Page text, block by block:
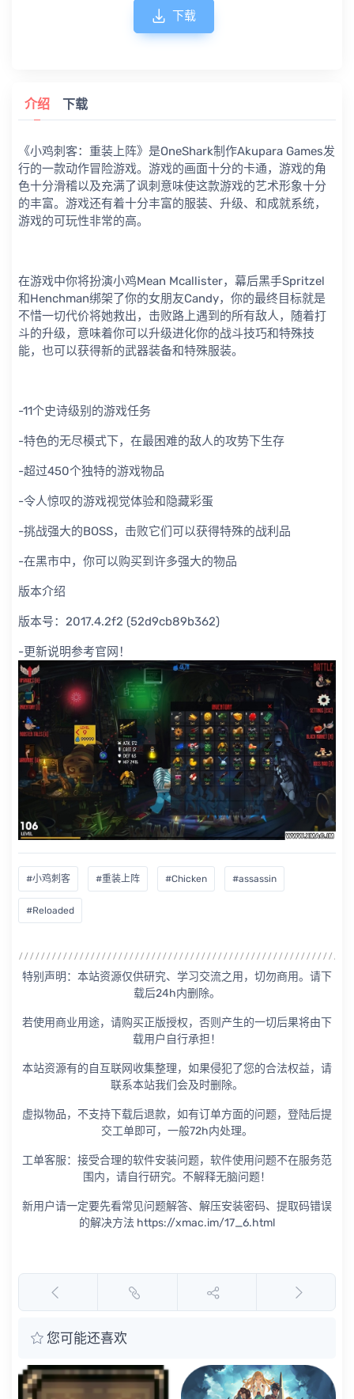
下载
介绍 下载
《小鸡刺客：重装上阵》是OneShark制作Akupara Games发
行的一款动作冒险游戏。游戏的画面十分的卡通，游戏的角
色十分滑稽以及充满了讽刺意味使这款游戏的艺术形象十分
的丰富。游戏还有着十分丰富的服装、升级、和成就系统，
游戏的可玩性非常的高。
在游戏中你将扮演小鸡Mean Mcallister，幕后黑手Spritzel
和Henchman绑架了你的女朋友Candy，你的最终目标就是
不惜一切代价将她救出，击败路上遇到的所有敌人，随着打
斗的升级，意味着你可以升级进化你的战斗技巧和特殊技
能，也可以获得新的武器装备和特殊服装。
-11个史诗级别的游戏任务
-特色的无尽模式下，在最困难的敌人的攻势下生存
-超过450个独特的游戏物品
-令人惊叹的游戏视觉体验和隐藏彩蛋
-挑战强大的BOSS，击败它们可以获得特殊的战利品
-在黑市中，你可以购买到许多强大的物品
版本介绍
版本号：2017.4.2f2 (52d9cb89b362)
-更新说明参考官网！
#小鸡刺客 #重装上阵 #Chicken #assassin
#Reloaded
特别声明：本站资源仅供研究、学习交流之用，切勿商用。请下
载后24h内删除。
若使用商业用途，请购买正版授权，否则产生的一切后果将由下
载用户自行承担！
本站资源有的自互联网收集整理，如果侵犯了您的合法权益，请
联系本站我们会及时删除。
虚拟物品，不支持下载后退款，如有订单方面的问题，登陆后提
交工单即可，一般72h内处理。
工单客服：接受合理的软件安装问题，软件使用问题不在服务范
围内，请自行研究。不解释无脑问题！
新用户请一定要先看常见问题解答、解压安装密码、提取码错误
的解决方法 https://xmac.im/17_6.html
您可能还喜欢